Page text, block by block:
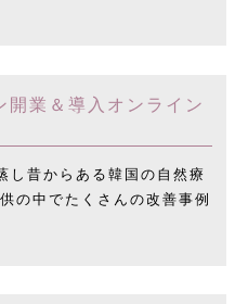
開業＆導入オンライン
し昔からある韓国の自然療
の中でたくさんの改善事例